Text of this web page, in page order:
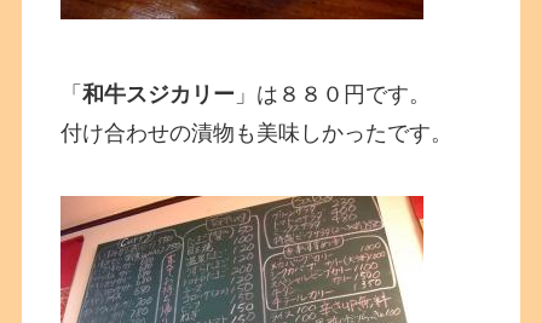
「和牛スジカリー 」は８８０円です。
付け合わせの漬物も美味しかったです。